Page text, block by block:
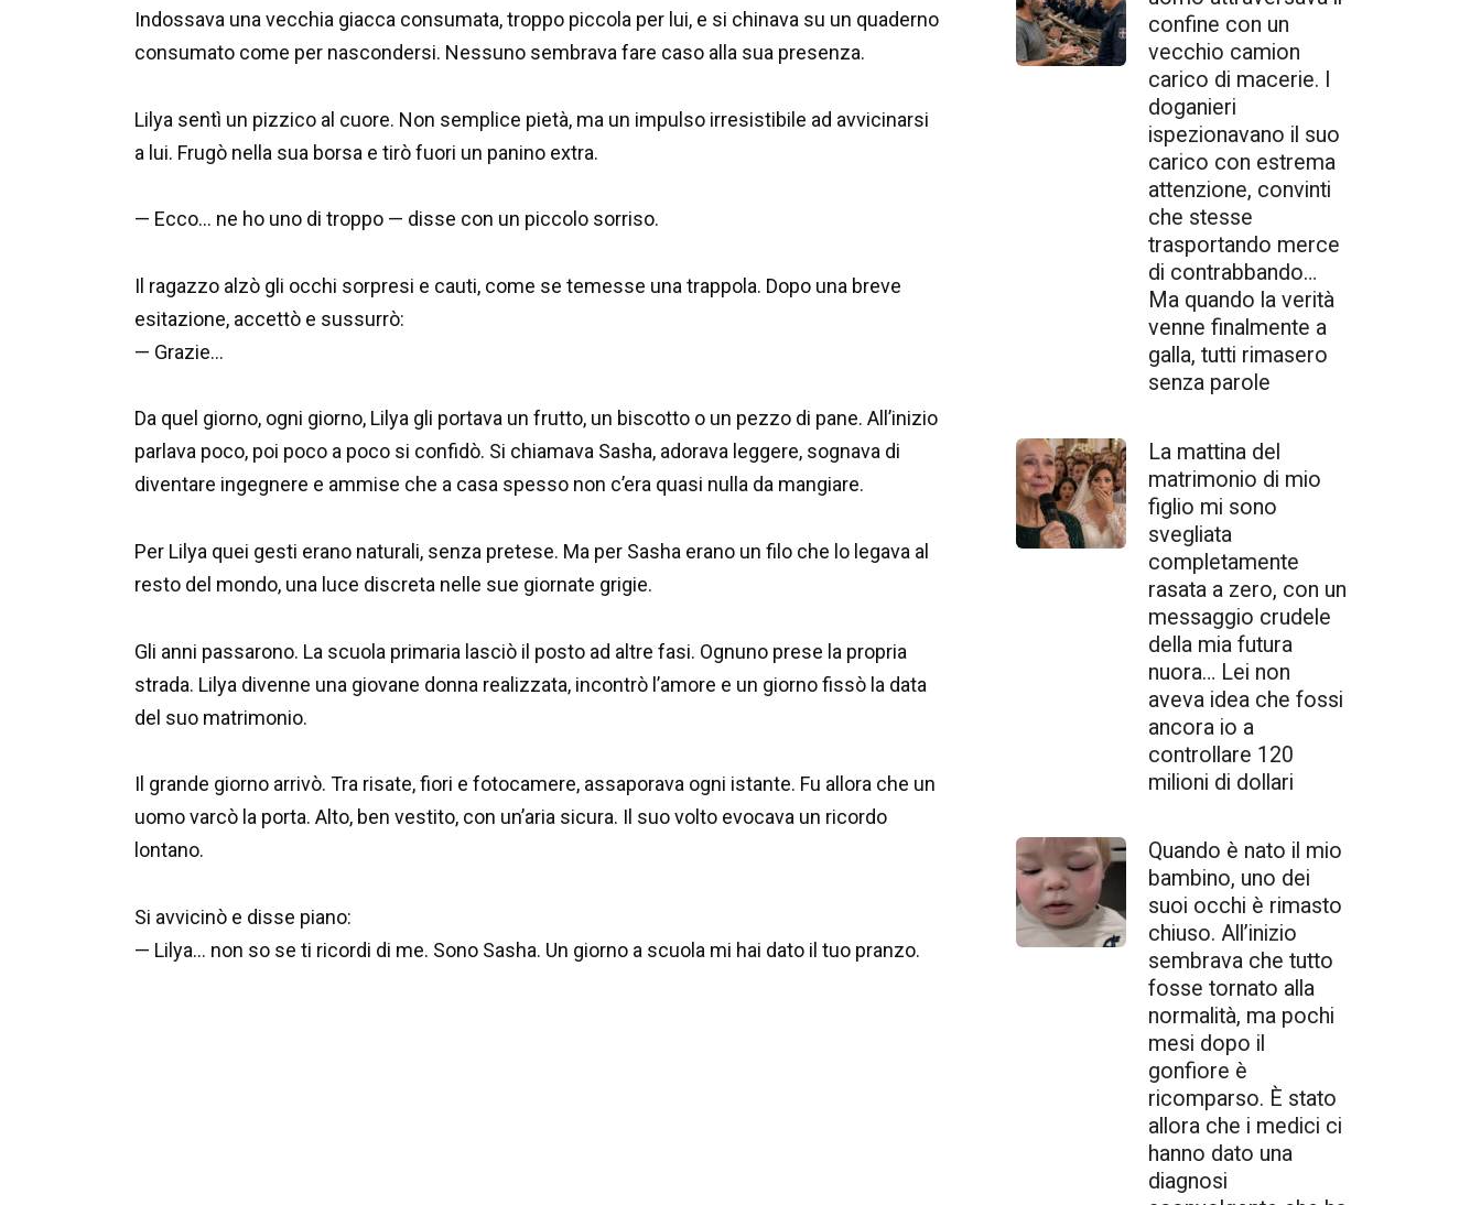
Indossava una vecchia giacca consumata, troppo piccola per lui, e si chinava su un quaderno
consumato come per nascondersi. Nessuno sembrava fare caso alla sua presenza.
Lilya sentì un pizzico al cuore. Non semplice pietà, ma un impulso irresistibile ad avvicinarsi
a lui. Frugò nella sua borsa e tirò fuori un panino extra.
— Ecco… ne ho uno di troppo — disse con un piccolo sorriso.
Il ragazzo alzò gli occhi sorpresi e cauti, come se temesse una trappola. Dopo una breve
esitazione, accettò e sussurrò:
— Grazie…
Da quel giorno, ogni giorno, Lilya gli portava un frutto, un biscotto o un pezzo di pane. All’inizio
parlava poco, poi poco a poco si confidò. Si chiamava Sasha, adorava leggere, sognava di
diventare ingegnere e ammise che a casa spesso non c’era quasi nulla da mangiare.
Per Lilya quei gesti erano naturali, senza pretese. Ma per Sasha erano un filo che lo legava al
resto del mondo, una luce discreta nelle sue giornate grigie.
Gli anni passarono. La scuola primaria lasciò il posto ad altre fasi. Ognuno prese la propria
strada. Lilya divenne una giovane donna realizzata, incontrò l’amore e un giorno fissò la data
del suo matrimonio.
Il grande giorno arrivò. Tra risate, fiori e fotocamere, assaporava ogni istante. Fu allora che un
uomo varcò la porta. Alto, ben vestito, con un’aria sicura. Il suo volto evocava un ricordo
lontano.
Si avvicinò e disse piano:
— Lilya… non so se ti ricordi di me. Sono Sasha. Un giorno a scuola mi hai dato il tuo pranzo.
confine con un
vecchio camion
carico di macerie. I
doganieri
ispezionavano il suo
carico con estrema
attenzione, convinti
che stesse
trasportando merce
di contrabbando…
Ma quando la verità
venne finalmente a
galla, tutti rimasero
senza parole
La mattina del
matrimonio di mio
figlio mi sono
svegliata
completamente
rasata a zero, con un
messaggio crudele
della mia futura
nuora… Lei non
aveva idea che fossi
ancora io a
controllare 120
milioni di dollari
Quando è nato il mio
bambino, uno dei
suoi occhi è rimasto
chiuso. All’inizio
sembrava che tutto
fosse tornato alla
normalità, ma pochi
mesi dopo il
gonfiore è
ricomparso. È stato
allora che i medici ci
hanno dato una
diagnosi